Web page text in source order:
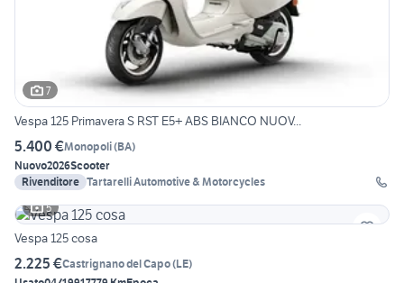
7
Vespa 125 Primavera S RST E5+ ABS BIANCO NUOV...
5.400 €Monopoli(BA)
Nuovo2026Scooter
Rivenditore Tartarelli Automotive & Motorcycles
5
Vespa 125 cosa
2.225 €Castrignano del Capo(LE)